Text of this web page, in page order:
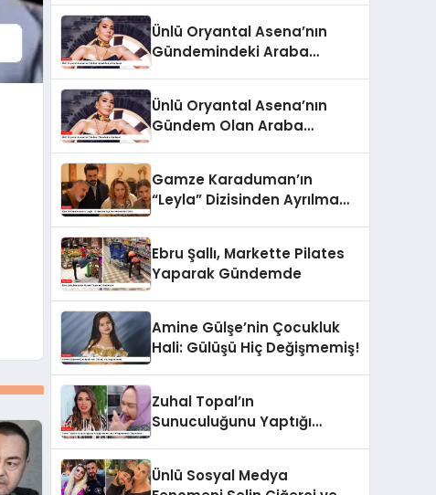
Ünlü Oryantal Asena’nın
Gündemindeki Araba
Ünlü Oryantal Asena’nın
Gündem Olan Araba
Gamze Karaduman’ın
“Leyla” Dizisinden Ayrılma
Ebru Şallı, Markette Pilates
Yaparak Gündemde
Amine Gülşe’nin Çocukluk
Hali: Gülüşü Hiç Değişmemiş!
Zuhal Topal’ın
Sunuculuğunu Yaptığı
Ünlü Sosyal Medya